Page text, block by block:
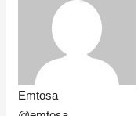
Emtosa